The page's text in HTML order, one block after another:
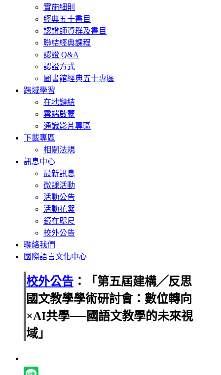
實施細則
經典五十書目
認證師資群及書目
聯結經典課程
認證 Q&A
認證方式
圖書館經典五十專區
跨域學習
在地鏈結
雲端啟蒙
通識影片專區
下載專區
相關法規
訊息中心
最新訊息
微課活動
活動公告
活動花絮
鏡在咫尺
校外公告
聯絡我們
國際語言文化中心
校外公告 ：「第五屆建構╱反思
國文教學學術研討會：數位轉向
×AI共學──國語文教學的未來視
域」